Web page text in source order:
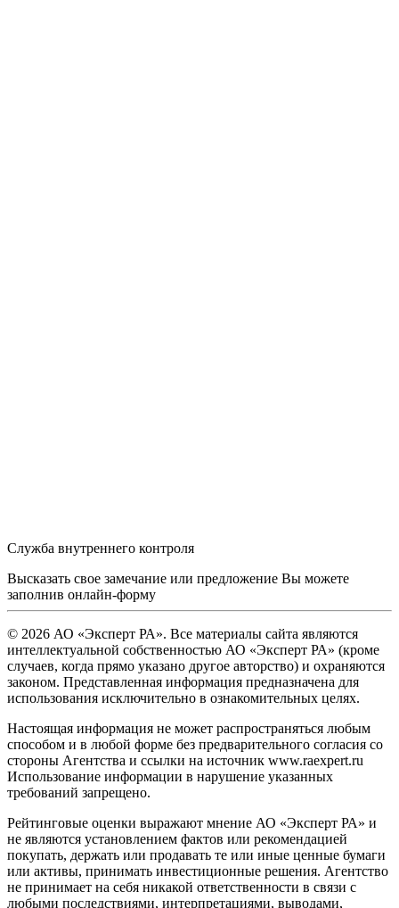
Служба внутреннего контроля
Высказать свое замечание или предложение Вы можете
заполнив онлайн-форму
© 2026 АО «Эксперт РА». Все материалы сайта являются
интеллектуальной собственностью АО «Эксперт РА» (кроме
случаев, когда прямо указано другое авторство) и охраняются
законом. Представленная информация предназначена для
использования исключительно в ознакомительных целях.
Настоящая информация не может распространяться любым
способом и в любой форме без предварительного согласия со
стороны Агентства и ссылки на источник www.raexpert.ru
Использование информации в нарушение указанных
требований запрещено.
Рейтинговые оценки выражают мнение АО «Эксперт РА» и
не являются установлением фактов или рекомендацией
покупать, держать или продавать те или иные ценные бумаги
или активы, принимать инвестиционные решения. Агентство
не принимает на себя никакой ответственности в связи с
любыми последствиями, интерпретациями, выводами,